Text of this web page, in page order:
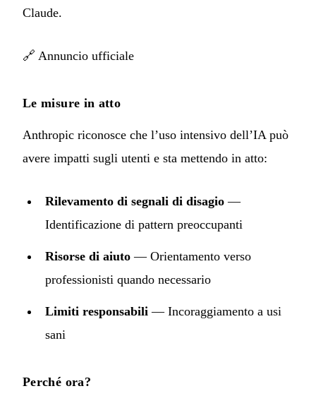
Claude.
🔗 Annuncio ufficiale
Le misure in atto
Anthropic riconosce che l’uso intensivo dell’IA può
avere impatti sugli utenti e sta mettendo in atto:
Rilevamento di segnali di disagio —
Identificazione di pattern preoccupanti
Risorse di aiuto — Orientamento verso
professionisti quando necessario
Limiti responsabili — Incoraggiamento a usi
sani
Perché ora?